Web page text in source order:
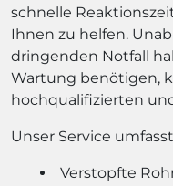
schnelle
Ihnen zu helfen.
dringenden Notfall
Wartung benötigen,
hochqualifizierten
Unser Service
Verstopfte